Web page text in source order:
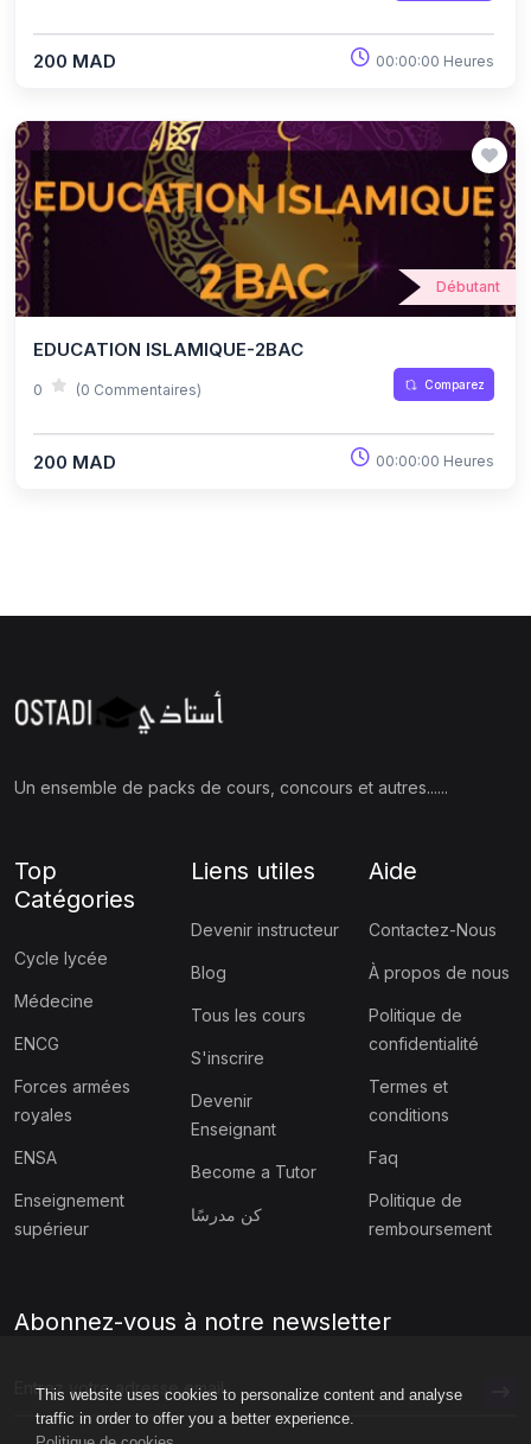
This website uses cookies to personalize content and analyse
traffic in order to offer you a better experience.
200 MAD 00:00:00 Heures
Débutant
EDUCATION ISLAMIQUE-2BAC
0 (0 Commentaires) Comparez
200 MAD 00:00:00 Heures
Un ensemble de packs de cours, concours et autres......
Top
Catégories
Cycle lycée
Médecine
ENCG
Forces armées
royales
ENSA
Enseignement
supérieur
Liens utiles
Devenir instructeur
Blog
Tous les cours
S'inscrire
Devenir
Enseignant
Become a Tutor
كن مدرسًا
Aide
Contactez-Nous
À propos de nous
Politique de
confidentialité
Termes et
conditions
Faq
Politique de
remboursement
Abonnez-vous à notre newsletter